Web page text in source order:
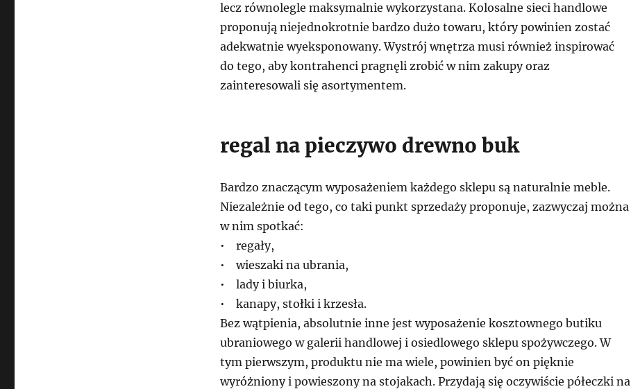
lecz równolegle maksymalnie wykorzystana. Kolosalne sieci handlowe
proponują niejednokrotnie bardzo dużo towaru, który powinien zostać
adekwatnie wyeksponowany. Wystrój wnętrza musi również inspirować
do tego, aby kontrahenci pragnęli zrobić w nim zakupy oraz
zainteresowali się asortymentem.
regal na pieczywo drewno buk
Bardzo znaczącym wyposażeniem każdego sklepu są naturalnie meble.
Niezależnie od tego, co taki punkt sprzedaży proponuje, zazwyczaj można
w nim spotkać:
• regały,
• wieszaki na ubrania,
• lady i biurka,
• kanapy, stołki i krzesła.
Bez wątpienia, absolutnie inne jest wyposażenie kosztownego butiku
ubraniowego w galerii handlowej i osiedlowego sklepu spożywczego. W
tym pierwszym, produktu nie ma wiele, powinien być on pięknie
wyróżniony i powieszony na stojakach. Przydają się oczywiście półeczki na